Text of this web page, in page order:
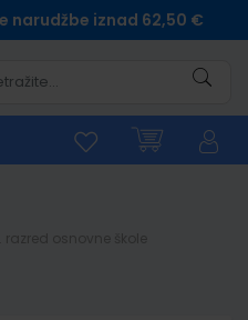
narudžbe iznad 62,50 €